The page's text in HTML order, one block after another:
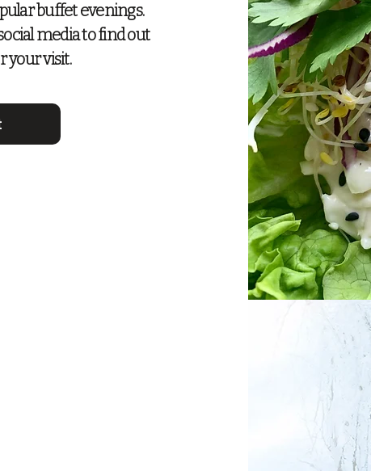
buffet evenings.
media to find out
your visit.